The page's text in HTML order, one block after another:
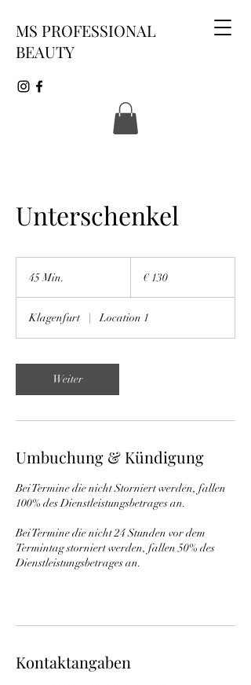
MS PROFESSIONAL
BEAUTY
Unterschenkel
45 Min.
i
n
€ 130
Klagenfurt | Location 1
Weiter
Umbuchung & Kündigung
Bei Termine die nicht Storniert werden, fallen
100% des Dienstleistungsbetrages an.
Bei Termine die nicht 24 Stunden vor dem
Termintag storniert werden, fallen 50% des
Dienstleistungsbetrages an.
Kontaktangaben